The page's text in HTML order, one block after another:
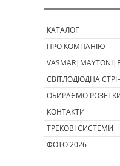
КАТАЛОГ
ПРО КОМПАНІЮ
СВІТЛОДІОДНА
ОБИРАЄМО
КОНТАКТИ
ТРЕКОВІ СИСТЕМИ
ФОТО 2026